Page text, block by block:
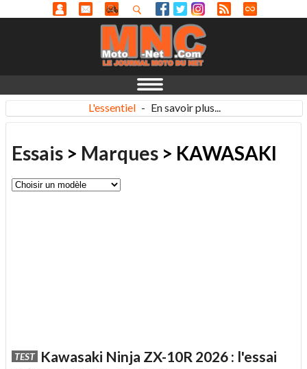
L'essentiel - En savoir plus...
Essais > Marques > KAWASAKI
TEST Kawasaki Ninja ZX-10R 2026 : l'essai